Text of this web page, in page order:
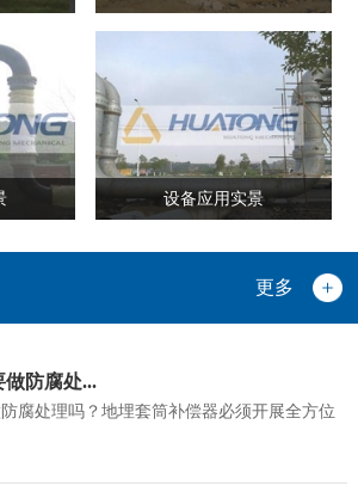
设备应用实景
更多
防腐处...
腐处理吗？地埋套筒补偿器必须开展全方位